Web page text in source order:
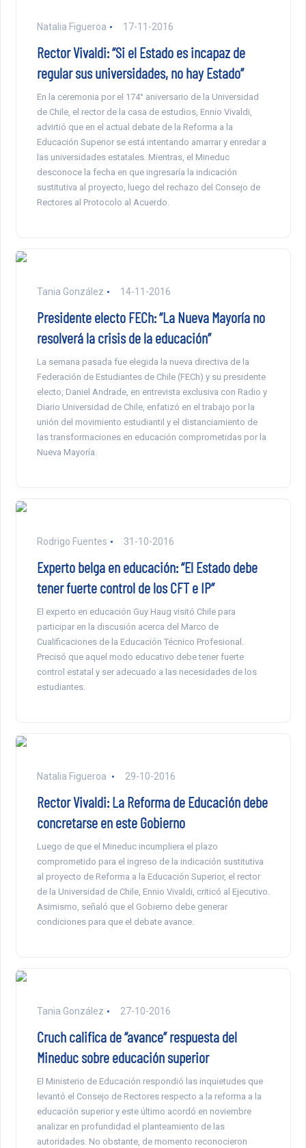
Natalia Figueroa 17-11-2016
Rector Vivaldi: “Si el Estado es incapaz de
regular sus universidades, no hay Estado”
En la ceremonia por el 174° aniversario de la Universidad
de Chile, el rector de la casa de estudios, Ennio Vivaldi,
advirtió que en el actual debate de la Reforma a la
Educación Superior se está intentando amarrar y enredar a
las universidades estatales. Mientras, el Mineduc
desconoce la fecha en que ingresaría la indicación
sustitutiva al proyecto, luego del rechazo del Consejo de
Rectores al Protocolo al Acuerdo.
Tania González 14-11-2016
Presidente electo FECh: “La Nueva Mayoría no
resolverá la crisis de la educación”
La semana pasada fue elegida la nueva directiva de la
Federación de Estudiantes de Chile (FECh) y su presidente
electo, Daniel Andrade, en entrevista exclusiva con Radio y
Diario Universidad de Chile, enfatizó en el trabajo por la
unión del movimiento estudiantil y el distanciamiento de
las transformaciones en educación comprometidas por la
Nueva Mayoría.
Rodrigo Fuentes 31-10-2016
Experto belga en educación: “El Estado debe
tener fuerte control de los CFT e IP”
El experto en educación Guy Haug visitó Chile para
participar en la discusión acerca del Marco de
Cualificaciones de la Educación Técnico Profesional.
Precisó que aquel modo educativo debe tener fuerte
control estatal y ser adecuado a las necesidades de los
estudiantes.
Natalia Figueroa 29-10-2016
Rector Vivaldi: La Reforma de Educación debe
concretarse en este Gobierno
Luego de que el Mineduc incumpliera el plazo
comprometido para el ingreso de la indicación sustitutiva
al proyecto de Reforma a la Educación Superior, el rector
de la Universidad de Chile, Ennio Vivaldi, criticó al Ejecutivo.
Asimismo, señaló que el Gobierno debe generar
condiciones para que el debate avance.
Tania González 27-10-2016
Cruch califica de “avance” respuesta del
Mineduc sobre educación superior
El Ministerio de Educación respondió las inquietudes que
levantó el Consejo de Rectores respecto a la reforma a la
educación superior y este último acordó en noviembre
analizar en profundidad el planteamiento de las
autoridades. No obstante, de momento reconocieron